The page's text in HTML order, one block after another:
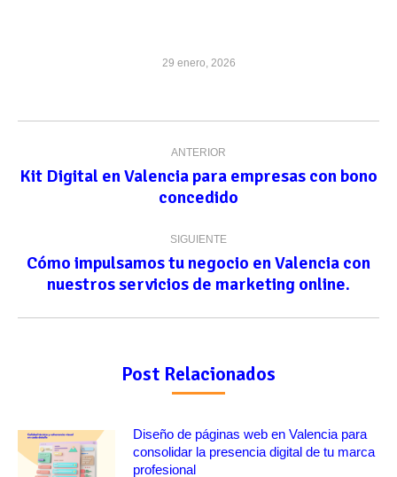
29 enero, 2026
entre
publicaciones
ANTERIOR
Publicación
anterior:
Kit Digital en Valencia para empresas con bono
concedido
SIGUIENTE
Publicación
siguiente:
Cómo impulsamos tu negocio en Valencia con
nuestros servicios de marketing online.
Post Relacionados
Diseño de páginas web en Valencia para
consolidar la presencia digital de tu marca
profesional